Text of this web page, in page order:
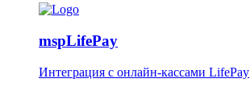
mspLifePay
Интеграция с онлайн-кассами LifePay